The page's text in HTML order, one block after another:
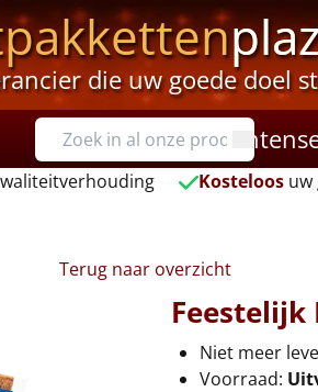
die uw goede doel
Kosteloos uw
Terug naar overzicht
Feestelijk
Niet meer
Voorraad: